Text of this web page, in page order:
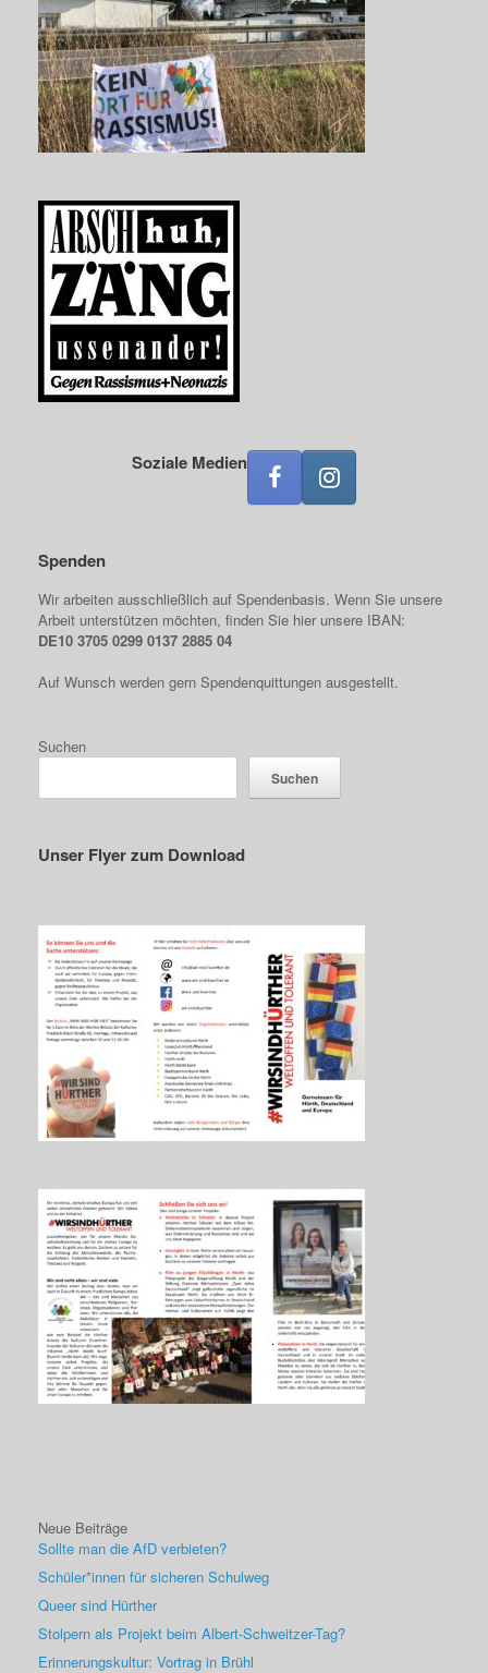
Soziale Medien
Spenden
Wir arbeiten ausschließlich auf Spendenbasis. Wenn Sie unsere
Arbeit unterstützen möchten, finden Sie hier unsere IBAN:
DE10 3705 0299 0137 2885 04
Auf Wunsch werden gern Spendenquittungen ausgestellt.
Suchen
Suchen
Unser Flyer zum Download
Neue Beiträge
Sollte man die AfD verbieten?
Schüler*innen für sicheren Schulweg
Queer sind Hürther
Stolpern als Projekt beim Albert-Schweitzer-Tag?
Erinnerungskultur: Vortrag in Brühl